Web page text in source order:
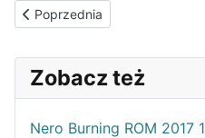
Poprzednia strona: Teufel
Poprzednia
Zobacz też
Nero Burning ROM 2017